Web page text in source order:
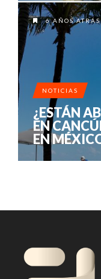
6 AÑOS ATRÁS
NOTICIAS
¿ESTÁN
EN
EN